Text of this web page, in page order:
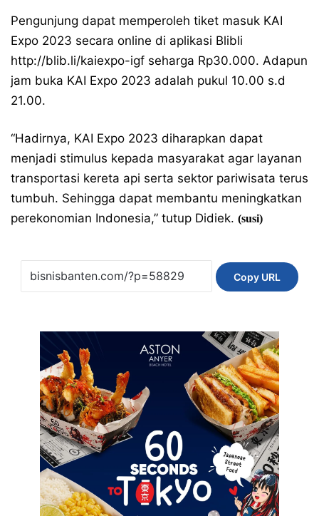
Pengunjung dapat memperoleh tiket masuk KAI
Expo 2023 secara online di aplikasi Blibli
http://blib.li/kaiexpo-igf seharga Rp30.000. Adapun
jam buka KAI Expo 2023 adalah pukul 10.00 s.d
21.00.
“Hadirnya, KAI Expo 2023 diharapkan dapat
menjadi stimulus kepada masyarakat agar layanan
transportasi kereta api serta sektor pariwisata terus
tumbuh. Sehingga dapat membantu meningkatkan
perekonomian Indonesia,” tutup Didiek. (susi)
Copy URL